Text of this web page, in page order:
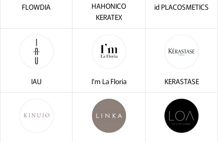
FLOWDIA
HAHONICO
KERATEX
id PLACOSMETICS
IAU I'm La Floria KERASTASE